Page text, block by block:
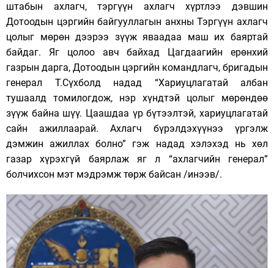
штабын ахлагч, тэргүүн ахлагч хүртлээ дэвшин
Дотоодын цэргийн байгууллагын анхны Тэргүүн ахлагч
цолыг мөрөн дээрээ зүүж яваадаа маш их баяртай
байдаг. Яг цолоо авч байхад Цагдаагийн ерөнхий
газрын дарга, Дотоодын цэргийн командлагч, бригадын
генерал Т.Сүхболд надад “Хариуцлагатай албан
тушаалд томилогдож, нэр хүндтэй цолыг мөрөндөө
зүүж байна шүү. Цаашдаа үр бүтээлтэй, хариуцлагатай
сайн ажиллаарай. Ахлагч бүрэлдэхүүнээ үргэлж
дэмжин ажиллах болно” гэж надад хэлэхэд нь хөл
газар хүрэхгүй баярлаж яг л “ахлагчийн генерал”
болчихсон мэт мэдрэмж төрж байсан /инээв/.